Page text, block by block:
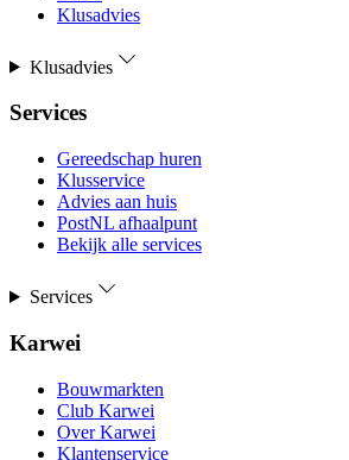
Klusadvies
Klusadvies
Services
Gereedschap huren
Klusservice
Advies aan huis
PostNL afhaalpunt
Bekijk alle services
Services
Karwei
Bouwmarkten
Club Karwei
Over Karwei
Klantenservice